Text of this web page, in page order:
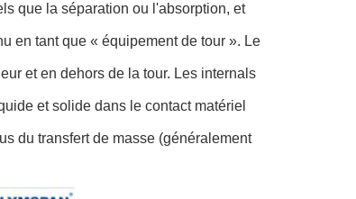
que la séparation ou l'absorption, et
en tant que « équipement de tour ». Le
et en dehors de la tour. Les internals
et solide dans le contact matériel
du transfert de masse (généralement